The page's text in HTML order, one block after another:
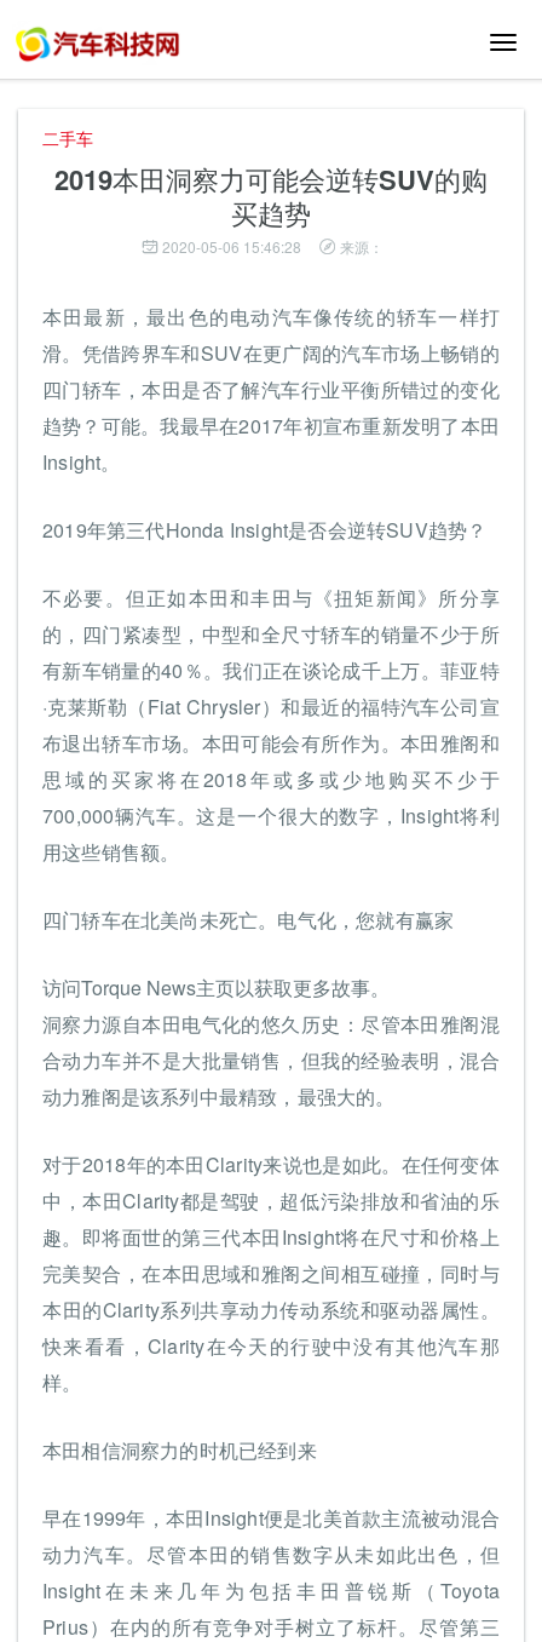
切
二手车
2019本田洞察力可能会逆转SUV的购
买趋势
2020-05-06 15:46:28 来源：
本田最新，最出色的电动汽车像传统的轿车一样打
滑。凭借跨界车和SUV在更广阔的汽车市场上畅销的
四门轿车，本田是否了解汽车行业平衡所错过的变化
趋势？可能。我最早在2017年初宣布重新发明了本田
Insight。
2019年第三代Honda Insight是否会逆转SUV趋势？
不必要。但正如本田和丰田与《扭矩新闻》所分享
的，四门紧凑型，中型和全尺寸轿车的销量不少于所
有新车销量的40％。我们正在谈论成千上万。菲亚特
·克莱斯勒（Fiat Chrysler）和最近的福特汽车公司宣
布退出轿车市场。本田可能会有所作为。本田雅阁和
思域的买家将在2018年或多或少地购买不少于
700,000辆汽车。这是一个很大的数字，Insight将利
用这些销售额。
四门轿车在北美尚未死亡。电气化，您就有赢家
访问Torque News主页以获取更多故事。
洞察力源自本田电气化的悠久历史：尽管本田雅阁混
合动力车并不是大批量销售，但我的经验表明，混合
动力雅阁是该系列中最精致，最强大的。
对于2018年的本田Clarity来说也是如此。在任何变体
中，本田Clarity都是驾驶，超低污染排放和省油的乐
趣。即将面世的第三代本田Insight将在尺寸和价格上
完美契合，在本田思域和雅阁之间相互碰撞，同时与
本田的Clarity系列共享动力传动系统和驱动器属性。
快来看看，Clarity在今天的行驶中没有其他汽车那
样。
本田相信洞察力的时机已经到来
早在1999年，本田Insight便是北美首款主流被动混合
动力汽车。尽管本田的销售数字从未如此出色，但
Insight在未来几年为包括丰田普锐斯（Toyota
Prius）在内的所有竞争对手树立了标杆。尽管第三